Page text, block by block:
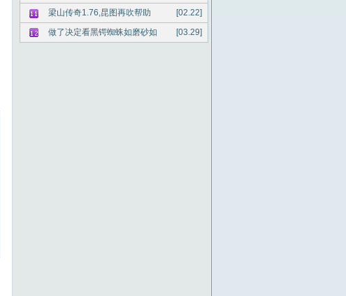
[02.22]
梁山传奇1.76,昆图再吹帮助
[03.29]
做了决定看黑锷蜘蛛如磨砂如